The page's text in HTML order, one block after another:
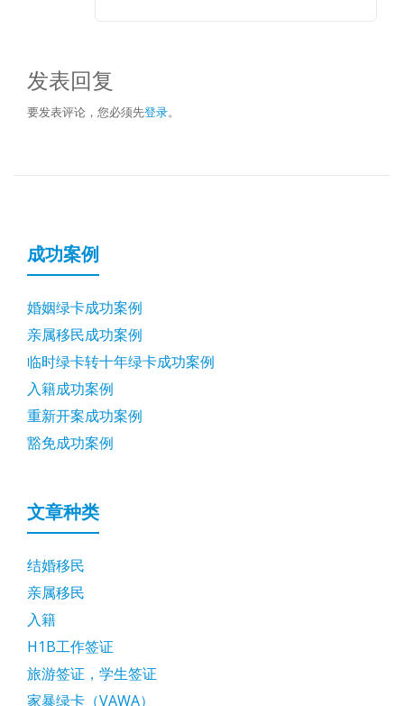
发表回复
要发表评论，您必须先登录。
成功案例
婚姻绿卡成功案例
亲属移民成功案例
临时绿卡转十年绿卡成功案例
入籍成功案例
重新开案成功案例
豁免成功案例
文章种类
结婚移民
亲属移民
入籍
H1B工作签证
旅游签证，学生签证
家暴绿卡（VAWA）